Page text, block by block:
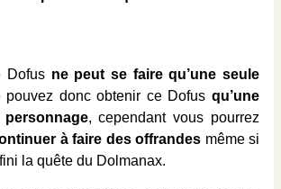
Dofus ne peut se faire qu’une seule
pouvez donc obtenir ce Dofus qu’une
, cependant vous pourrez
à faire des offrandes même si
la quête du Dolmanax.